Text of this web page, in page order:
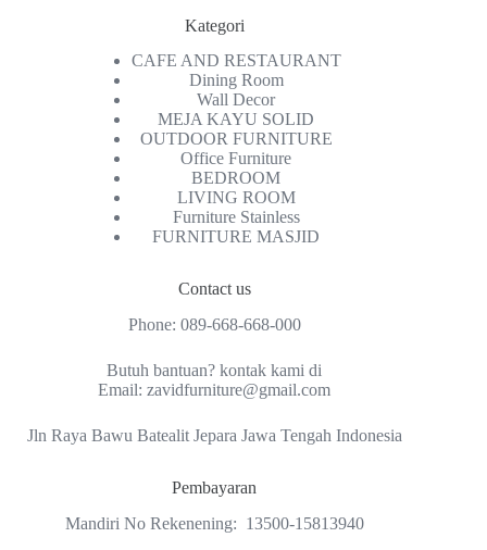
Kategori
CAFE AND RESTAURANT
Dining Room
Wall Decor
MEJA KAYU SOLID
OUTDOOR FURNITURE
Office Furniture
LIVING ROOM
FURNITURE MASJID
Contact us
zavidfurniture@gmail.com
Jln Raya Bawu Batealit Jepara Jawa Tengah Indonesia